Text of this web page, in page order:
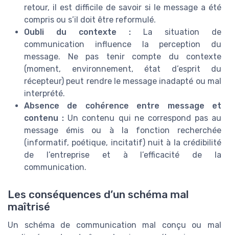
retour, il est difficile de savoir si le message a été
compris ou s’il doit être reformulé.
Oubli du contexte : La situation de
communication influence la perception du
message. Ne pas tenir compte du contexte
(moment, environnement, état d’esprit du
récepteur) peut rendre le message inadapté ou mal
interprété.
Absence de cohérence entre message et
contenu : Un contenu qui ne correspond pas au
message émis ou à la fonction recherchée
(informatif, poétique, incitatif) nuit à la crédibilité
de l’entreprise et à l’efficacité de la
communication.
Les conséquences d’un schéma mal
maîtrisé
Un schéma de communication mal conçu ou mal